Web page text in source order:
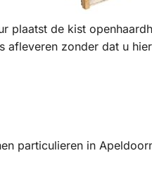
plaatst de kist
afleveren zonder dat u
particulieren in